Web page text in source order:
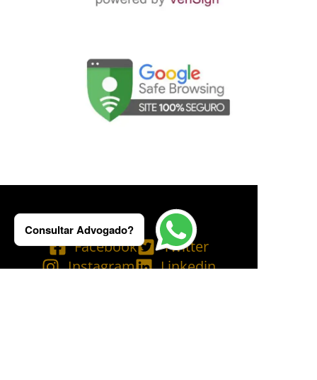
Facebook
Twitter
Instagram
Linkedin
Consultar Advogado?